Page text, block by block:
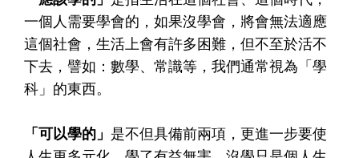
一個人需要學會的，如果沒學會，將會無法適應
這個社會，生活上會有許多困難，但不至於活不
下去，譬如：數學、常識等，我們通常視為「學
科」的東西。
「可以學的」 是不但具備前兩項，更進一步要使